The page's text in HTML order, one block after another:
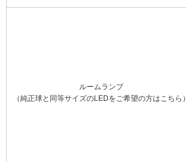
ルームランプ
（純正球と同等サイズのLEDをご希望の方はこちら）